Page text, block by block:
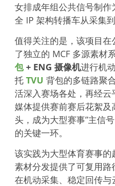
女排成年组公共信号制
全 IP 架构转播车从采集
值得关注的是，该项目
了独立的 MCF 多源素材
包+ ENG 摄像机进行机
托 TVU 背包的多链路聚
活深入赛场各处，再经
媒体提供赛前赛后花絮
头，成为大型赛事”主信
的关键一环。
该实践为大型体育赛事
素材分发提供了可复用路
在机动采集、稳定回传